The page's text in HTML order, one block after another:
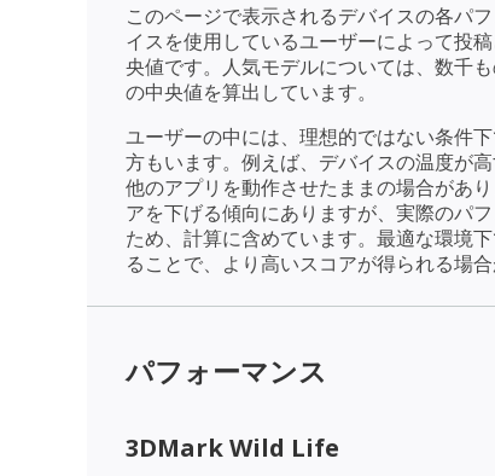
このページで表示されるデバイスの各パ
イスを使用しているユーザーによって投
央値です。人気モデルについては、数千
の中央値を算出しています。
ユーザーの中には、理想的ではない条件
方もいます。例えば、デバイスの温度が
他のアプリを動作させたままの場合があ
アを下げる傾向にありますが、実際のパ
ため、計算に含めています。最適な環境
ることで、より高いスコアが得られる場合
パフォーマンス
3DMark Wild Life